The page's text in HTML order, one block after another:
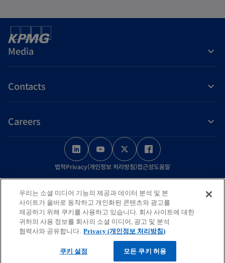
e
w
t
Media
Contacts
Careers
o
p
e
s
i
n
o
p
e
s
i
n
a
o
p
e
s
i
n
a
n
o
e
s
i
n
a
n
법적Privacy(개인정보 처리방침)접근성도움말
© 2026 KPMG Samjong Accounting Corp., a Korea Limited Liability
Company and a member firm of the KPMG global organization of
independent member firms affiliated with KPMG International Limited,
a private English company limited by guarantee. All rights reserved.
For more detail about the structure of the KPMG global organization
https://kpmg.com/governance.
우리는 소셜 미디어 기능의 제공과 데이터 분석 및 본
사이트가 올바로 동작하고 개인화된 콘텐츠와 광고를
제공하기 위해 쿠키를 사용하고 있습니다. 회사 사이트에 대한
귀하의 사용 정보를 회사의 소셜 미디어, 광고 및 분석
협력사와 공유합니다. Privacy (개인정보 처리방침)
쿠키 설정 모든 쿠키 허용